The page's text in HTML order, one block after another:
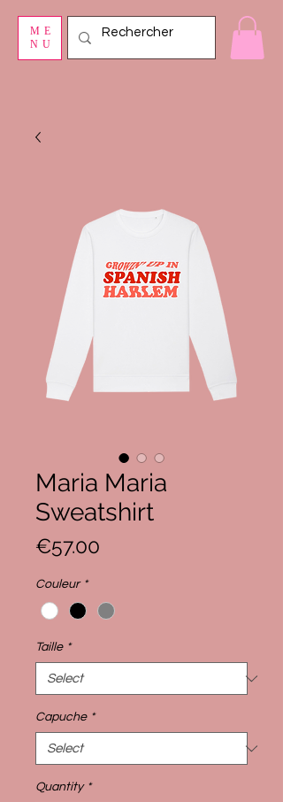
ME
NU
Maria Maria
Sweatshirt
€57.00
Couleur *
Taille *
Capuche *
Quantity *